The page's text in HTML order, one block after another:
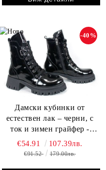
Дамски кубинки от
естествен лак – черни, с
ток и зимен грайфер -
модел Luz Forte | Peshtera
Stil
-40%
€54.91 107.39лв.
€91.52 179.00лв.